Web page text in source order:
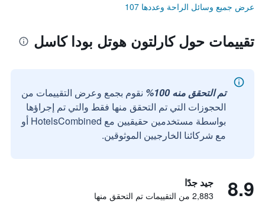
عرض جميع وسائل الراحة وعددها 107
تقييمات حول كارلتون هوتل بودا كاسل
تم التحقق منه 100%
نقوم بجمع وعرض التقييمات من
الحجوزات التي تم التحقق منها فقط والتي تم إجراؤها
بواسطة مستخدمين حقيقيين مع HotelsCombined أو
مع شركائنا الخارجيين الموثوقين.
8.9 جيد جدًا
2,883 من التقييمات تم التحقق منها